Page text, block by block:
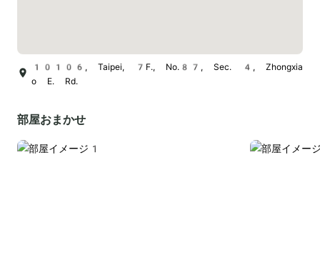
10106, Taipei, 7F., No.87, Sec. 4, Zhongxia
o E. Rd.
部屋おまかせ